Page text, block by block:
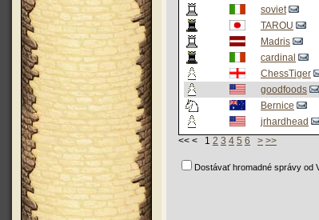
soviet
TAROU
Madris
cardinal
ChessTiger
goodfoods
Bernice
jrhardhead
<< < 1 2 3 4 5 6 > >>
Dostávať hromadné správy od